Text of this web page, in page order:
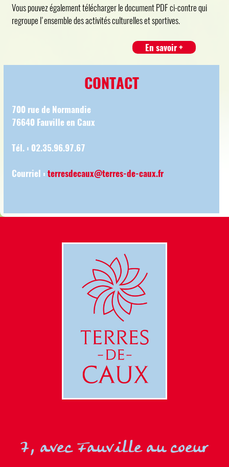
Vous pouvez également télécharger le document PDF ci-contre qui
regroupe l'ensemble des activités culturelles et sportives.
En savoir +
CONTACT
700 rue de Normandie
76640 Fauville en Caux
Tél. : 02.35.96.97.67
Courriel : terresdecaux@terres-de-caux.fr
7, avec Fauville au coeur